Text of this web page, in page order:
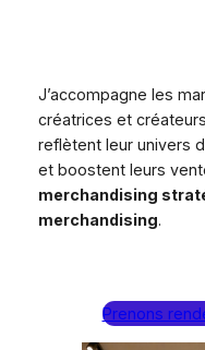
J’accompagne les
créatrices et
reflètent leur univers
et boostent leurs
merchandising
merchandising.
Prenons